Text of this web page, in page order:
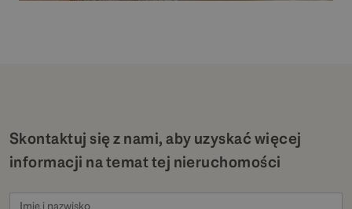
Skontaktuj się z nami, aby uzyskać więcej
informacji na temat tej nieruchomości